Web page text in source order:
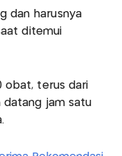
dan harusnya
ditemui
obat, terus dari
datang jam satu